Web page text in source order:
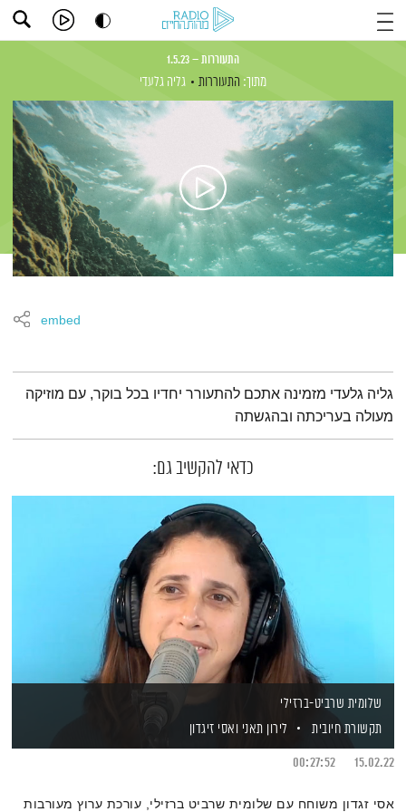
התעוררות – 1.5.23
מתוך: התעוררות גליה גלעדי
embed
תמצית הפודקאסט
גליה גלעדי מזמינה אתכם להתעורר יחדיו בכל בוקר, עם מוזיקה
מעולה בעריכתה ובהגשתה
כדאי להקשיב גם:
שלומית שרביט-ברזילי
תקשורת חיובית
לירון תאני ואסי זיגדון
15.02.22
00:27:52
אסי זגדון משוחח עם שלומית שרביט ברזילי, עורכת ערוץ מעורבות